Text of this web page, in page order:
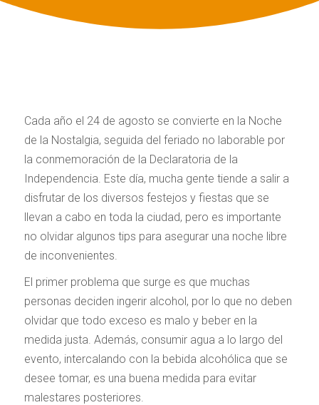
Cada año el 24 de agosto se convierte en la Noche
de la Nostalgia, seguida del feriado no laborable por
la conmemoración de la Declaratoria de la
Independencia. Este día, mucha gente tiende a salir a
disfrutar de los diversos festejos y fiestas que se
llevan a cabo en toda la ciudad, pero es importante
no olvidar algunos tips para asegurar una noche libre
de inconvenientes.
El primer problema que surge es que muchas
personas deciden ingerir alcohol, por lo que no deben
olvidar que todo exceso es malo y beber en la
medida justa. Además, consumir agua a lo largo del
evento, intercalando con la bebida alcohólica que se
desee tomar, es una buena medida para evitar
malestares posteriores.